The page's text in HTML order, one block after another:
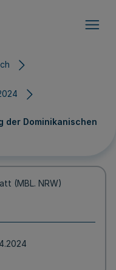
der Dominikanischen
(MBL. NRW)